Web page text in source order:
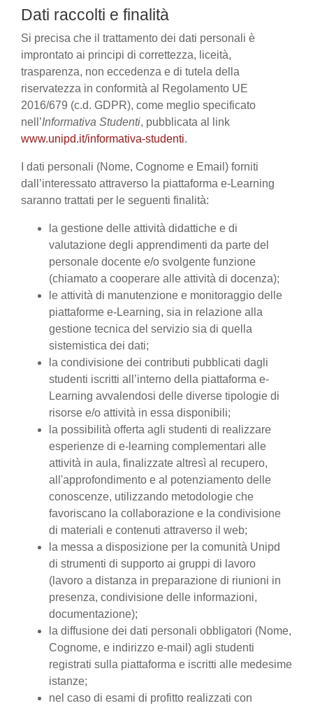
Dati raccolti e finalità
Si precisa che il trattamento dei dati personali è
improntato ai principi di correttezza, liceità,
trasparenza, non eccedenza e di tutela della
riservatezza in conformità al Regolamento UE
2016/679 (c.d. GDPR), come meglio specificato
nell’Informativa Studenti, pubblicata al link
www.unipd.it/informativa-studenti.
I dati personali (Nome, Cognome e Email) forniti
dall’interessato attraverso la piattaforma e-Learning
saranno trattati per le seguenti finalità:
la gestione delle attività didattiche e di
valutazione degli apprendimenti da parte del
personale docente e/o svolgente funzione
(chiamato a cooperare alle attività di docenza);
le attività di manutenzione e monitoraggio delle
piattaforme e-Learning, sia in relazione alla
gestione tecnica del servizio sia di quella
sistemistica dei dati;
la condivisione dei contributi pubblicati dagli
studenti iscritti all’interno della piattaforma e-
Learning avvalendosi delle diverse tipologie di
risorse e/o attività in essa disponibili;
la possibilità offerta agli studenti di realizzare
esperienze di e-learning complementari alle
attività in aula, finalizzate altresì al recupero,
all'approfondimento e al potenziamento delle
conoscenze, utilizzando metodologie che
favoriscano la collaborazione e la condivisione
di materiali e contenuti attraverso il web;
la messa a disposizione per la comunità Unipd
di strumenti di supporto ai gruppi di lavoro
(lavoro a distanza in preparazione di riunioni in
presenza, condivisione delle informazioni,
documentazione);
la diffusione dei dati personali obbligatori (Nome,
Cognome, e indirizzo e-mail) agli studenti
registrati sulla piattaforma e iscritti alle medesime
istanze;
nel caso di esami di profitto realizzati con